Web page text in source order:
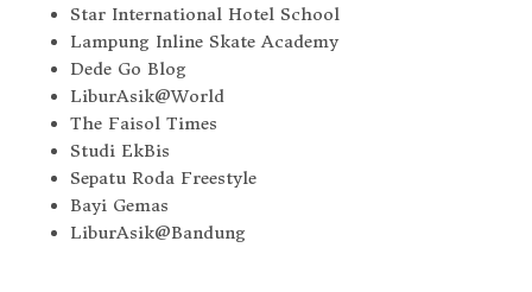
Star International Hotel School
Lampung Inline Skate Academy
Dede Go Blog
LiburAsik@World
The Faisol Times
Studi EkBis
Sepatu Roda Freestyle
Bayi Gemas
LiburAsik@Bandung